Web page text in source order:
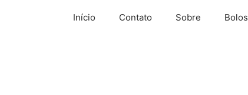
Início Contato Sobre Bolos